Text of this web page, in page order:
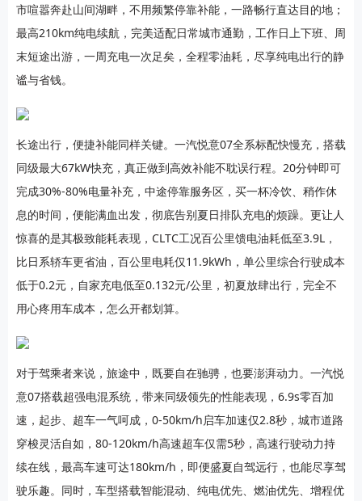
市喧嚣奔赴山间湖畔，不用频繁停靠补能，一路畅行直达目的地；
最高210km纯电续航，完美适配日常城市通勤，工作日上下班、周
末短途出游，一周充电一次足矣，全程零油耗，尽享纯电出行的静
谧与省钱。
长途出行，便捷补能同样关键。一汽悦意07全系标配快慢充，搭载
同级最大67kW快充，真正做到高效补能不耽误行程。20分钟即可
完成30%-80%电量补充，中途停靠服务区，买一杯冷饮、稍作休
息的时间，便能满血出发，彻底告别夏日排队充电的烦躁。更让人
惊喜的是其极致能耗表现，CLTC工况百公里馈电油耗低至3.9L，
比日系轿车更省油，百公里电耗仅11.9kWh，单公里综合行驶成本
低于0.2元，自家充电低至0.132元/公里，初夏放肆出行，完全不
用心疼用车成本，怎么开都划算。
对于驾乘者来说，旅途中，既要自在驰骋，也要澎湃动力。一汽悦
意07搭载超强电混系统，带来同级领先的性能表现，6.9s零百加
速，起步、超车一气呵成，0-50km/h启车加速仅2.8秒，城市道路
穿梭灵活自如，80-120km/h高速超车仅需5秒，高速行驶动力持
续在线，最高车速可达180km/h，即便盛夏自驾远行，也能尽享驾
驶乐趣。同时，车型搭载智能混动、纯电优先、燃油优先、增程优